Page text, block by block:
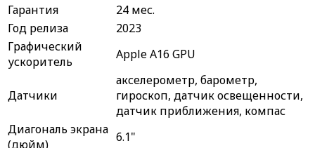
Гарантия
24 мес.
Год релиза
2023
Графический
ускоритель
Apple A16 GPU
Датчики
акселерометр, барометр,
гироскоп, датчик освещенности,
датчик приближения, компас
Диагональ экрана
(дюйм)
6.1"